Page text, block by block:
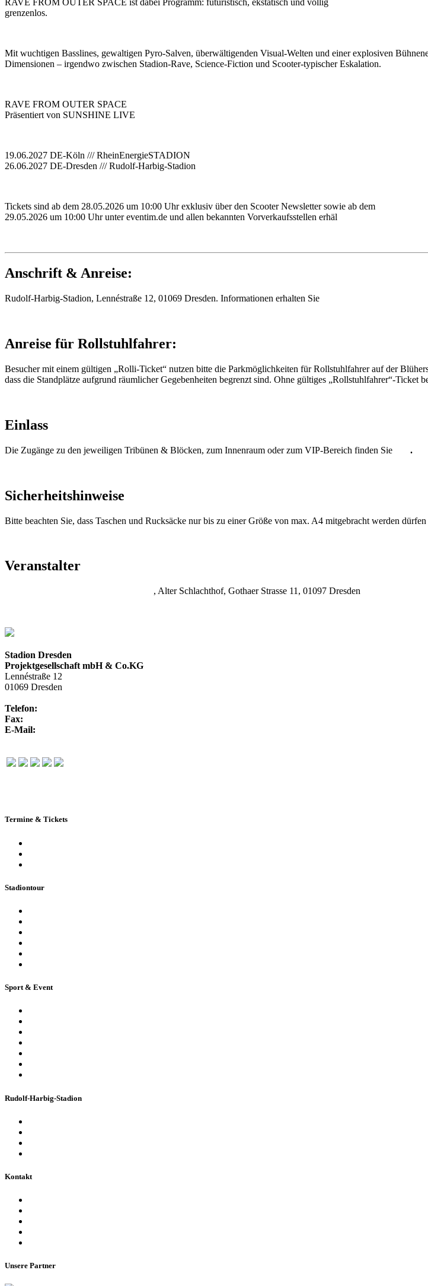
RAVE FROM OUTER SPACE ist dabei Programm: futuristisch, ekstatisch und völlig
grenzenlos.
Mit wuchtigen Basslines, gewaltigen Pyro-Salven, überwältigenden Visual-Welten und einer explosiven
Dimensionen – irgendwo zwischen Stadion-Rave, Science-Fiction und Scooter-typischer Eskalation.
RAVE FROM OUTER SPACE
Präsentiert von SUNSHINE LIVE
19.06.2027 DE-Köln /// RheinEnergieSTADION
26.06.2027 DE-Dresden /// Rudolf-Harbig-Stadion
Tickets sind ab dem 28.05.2026 um 10:00 Uhr exklusiv über den Scooter Newsletter sowie ab dem
29.05.2026 um 10:00 Uhr unter eventim.de und allen bekannten Vorverkaufsstellen erhäl
Anschrift & Anreise:
Rudolf-Harbig-Stadion, Lennéstraße 12, 01069 Dresden. Informationen erhalten Sie
Anreise für Rollstuhlfahrer:
Besucher mit einem gültigen „Rolli-Ticket“ nutzen bitte die Parkmöglichkeiten für Rollstuhlfahrer auf der
dass die Standplätze aufgrund räumlicher Gegebenheiten begrenzt sind. Ohne gültiges „Rollstuhlfahrer“-Ticket
Einlass
Die Zugänge zu den jeweiligen Tribünen & Blöcken, zum Innenraum oder zum VIP-Bereich finden Sie .
Sicherheitshinweise
Bitte beachten Sie, dass Taschen und Rucksäcke nur bis zu einer Größe von max. A4 mitgebracht werden
Veranstalter
, Alter Schlachthof, Gothaer Strasse 11, 01097 Dresden
Stadion Dresden
Projektgesellschaft mbH & Co.KG
Lennéstraße 12
01069 Dresden
Telefon:
Fax:
E-Mail:
Termine & Tickets
Stadiontour
Sport & Event
Rudolf-Harbig-Stadion
Kontakt
Unsere Partner